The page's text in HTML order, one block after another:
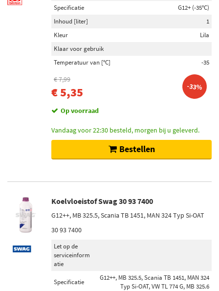
Specificatie
G12+ (-35°C)
Inhoud [liter]
1
Kleur
Lila
Klaar voor gebruik
Temperatuur van [°C]
-35
€ 7,99
€ 5,35 -33%
Op voorraad
Vandaag voor 22:30 besteld, morgen bij u geleverd.
Bestellen
Koelvloeistof Swag 30 93 7400
G12++, MB 325.5, Scania TB 1451, MAN 324 Typ Si-OAT
30 93 7400
Let op de
serviceinform
atie
Specificatie
G12++, MB 325.5, Scania TB 1451, MAN 324
Typ Si-OAT, VW TL 774 G, MB 325.6